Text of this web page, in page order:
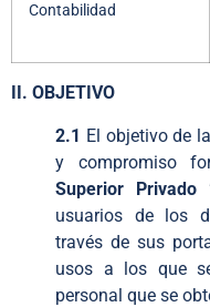
Contabilidad
II. OBJETIVO
2.1 El objetivo de
y compromiso
Superior Privado
usuarios de los
través de sus
usos a los que
personal que se